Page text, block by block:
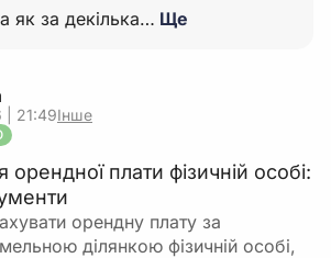
як за декілька… Ще
| 21:49Інше
плати фізичній особі:
орендну плату за
ділянкою фізичній особі,